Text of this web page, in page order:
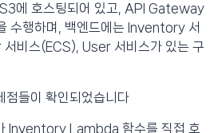
에 호스팅되어 있고, API Gateway
수행하며, 백엔드에는 Inventory 서
비스(ECS), User 서비스가 있는 구
점들이 확인되었습니다
Inventory Lambda 함수를 직접 호